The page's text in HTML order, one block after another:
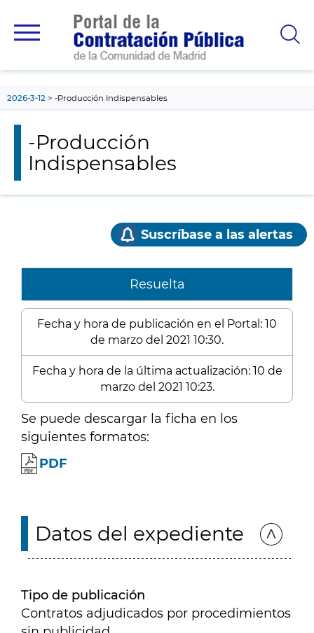
principal
2026-3-12 -Producción Indispensables
-Producción
Indispensables
Suscríbase a las alertas
Resuelta
Fecha y hora de publicación en el Portal: 10
de marzo del 2021 10:30.
Fecha y hora de la última actualización: 10 de
marzo del 2021 10:23.
Se puede descargar la ficha en los
siguientes formatos:
PDF
Datos del expediente
Tipo de publicación
Contratos adjudicados por procedimientos